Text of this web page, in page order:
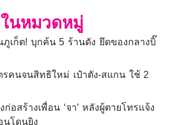
นหมวดหมู่
ภูเก็ต! บุกค้น 5 ร้านดัง ยึดของกลางบิ๊
รคนจนสิทธิใหม่ เป๋าตัง-สแกน ใช้ 2
อสร้างเพื่อน ‘จา’ หลังผู้ตายโทรแจ้ง
โดนยิง